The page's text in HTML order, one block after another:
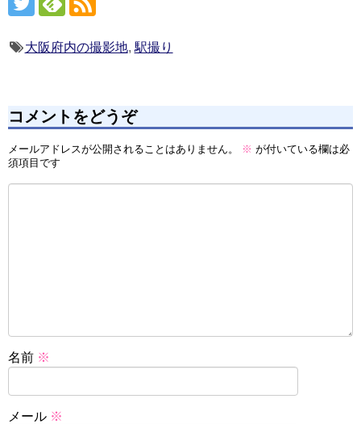
大阪府内の撮影地, 駅撮り
コメントをどうぞ
メールアドレスが公開されることはありません。 ※ が付いている欄は必
須項目です
名前 ※
メール ※